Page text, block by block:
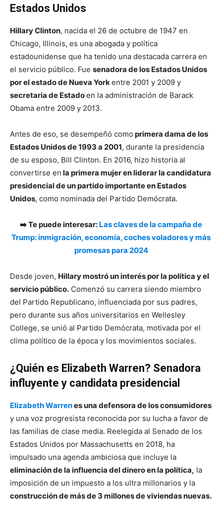
Estados Unidos
Hillary Clinton, nacida el 26 de octubre de 1947 en
Chicago, Illinois, es una abogada y política
estadounidense que ha tenido una destacada carrera en
el servicio público. Fue senadora de los Estados Unidos
por el estado de Nueva York entre 2001 y 2009 y
secretaria de Estadoen la administración de Barack
Obama entre 2009 y 2013.
Antes de eso, se desempeñó como primera dama de los
Estados Unidos de 1993 a 2001, durante la presidencia
de su esposo, Bill Clinton. En 2016, hizo historia al
convertirse en la primera mujer en liderar la candidatura
presidencial de un partido importante en Estados
Unidos, como nominada del Partido Demócrata.
➡️ Te puede interesar: Las claves de la campaña de
Trump: inmigración, economía, coches voladores y más
promesas para 2024
Desde joven, Hillary mostró un interés por la política y el
servicio público. Comenzó su carrera siendo miembro
del Partido Republicano, influenciada por sus padres,
pero durante sus años universitarios en Wellesley
College, se unió al Partido Demócrata, motivada por el
clima político de la época y los movimientos sociales.
¿Quién es Elizabeth Warren? Senadora
influyente y candidata presidencial
Elizabeth Warrenes una defensora de los consumidores
y una voz progresista reconocida por su lucha a favor de
las familias de clase media. Reelegida al Senado de los
Estados Unidos por Massachusetts en 2018, ha
impulsado una agenda ambiciosa que incluye la
eliminación de la influencia del dinero en la política, la
imposición de un impuesto a los ultra millonarios y la
construcción de más de 3 millones de viviendas nuevas.